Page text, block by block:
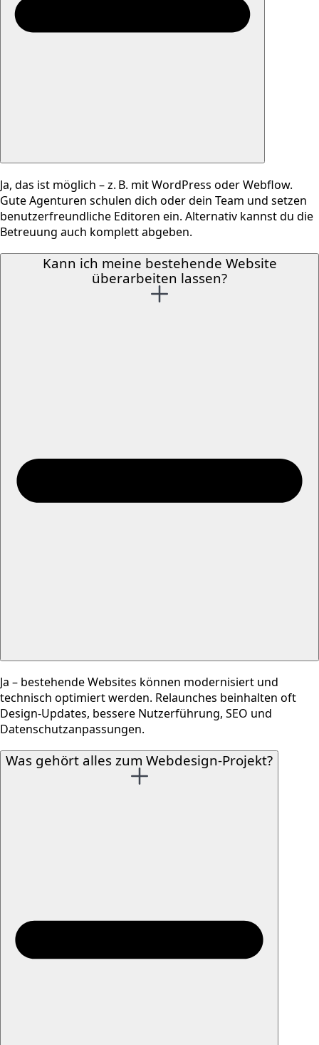
Ja, das ist möglich – z. B. mit WordPress oder Webflow.
Gute Agenturen schulen dich oder dein Team und setzen
benutzerfreundliche Editoren ein. Alternativ kannst du die
Betreuung auch komplett abgeben.
Kann ich meine bestehende Website
überarbeiten lassen?
Ja – bestehende Websites können modernisiert und
technisch optimiert werden. Relaunches beinhalten oft
Design-Updates, bessere Nutzerführung, SEO und
Datenschutzanpassungen.
Was gehört alles zum Webdesign-Projekt?